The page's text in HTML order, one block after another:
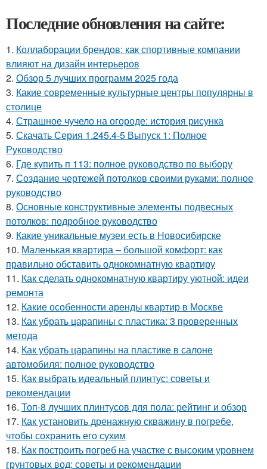
Последние обновления на сайте:
1. Коллаборации брендов: как спортивные компании
влияют на дизайн интерьеров
2. Обзор 5 лучших программ 2025 года
3. Какие современные культурные центры популярны в
столице
4. Страшное чучело на огороде: история рисунка
5. Скачать Серия 1.245.4-5 Выпуск 1: Полное
Руководство
6. Где купить п 113: полное руководство по выбору
7. Создание чертежей потолков своими руками: полное
руководство
8. Основные конструктивные элементы подвесных
потолков: подробное руководство
9. Какие уникальные музеи есть в Новосибирске
10. Маленькая квартира – большой комфорт: как
правильно обставить однокомнатную квартиру
11. Как сделать однокомнатную квартиру уютной: идеи
ремонта
12. Какие особенности аренды квартир в Москве
13. Как убрать царапины с пластика: 3 проверенных
метода
14. Как убрать царапины на пластике в салоне
автомобиля: полное руководство
15. Как выбрать идеальный плинтус: советы и
рекомендации
16. Топ-8 лучших плинтусов для пола: рейтинг и обзор
17. Как установить дренажную скважину в погребе,
чтобы сохранить его сухим
18. Как построить погреб на участке с высоким уровнем
грунтовых вод: советы и рекомендации